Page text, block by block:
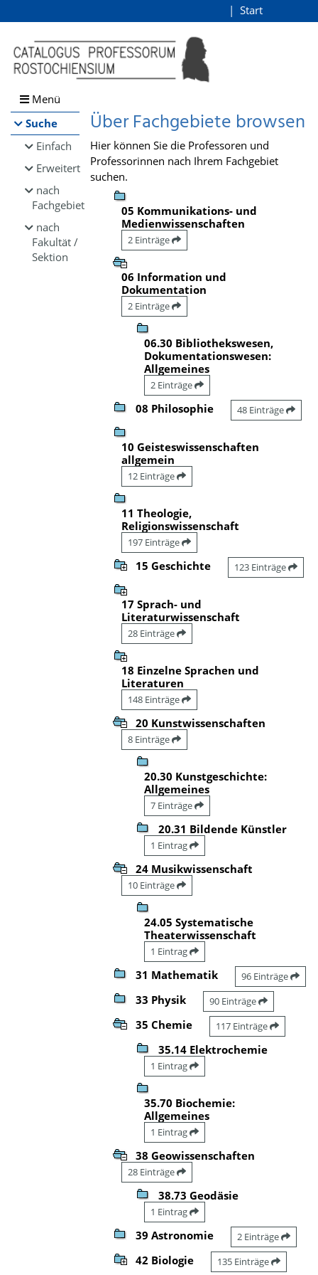
Browsen
direkt zum Inhalt
Start
Menü
Suche
Einfach
Erweitert
nach
Fachgebiet
nach
Fakultät /
Sektion
Über Fachgebiete browsen
Hier können Sie die Professoren und
Professorinnen nach Ihrem Fachgebiet
suchen.
05 Kommunikations- und
Medienwissenschaften
2 Einträge
06 Information und
Dokumentation
2 Einträge
06.30 Bibliothekswesen,
Dokumentationswesen:
Allgemeines
2 Einträge
08 Philosophie 48 Einträge
10 Geisteswissenschaften
allgemein
12 Einträge
11 Theologie,
Religionswissenschaft
197 Einträge
15 Geschichte 123 Einträge
17 Sprach- und
Literaturwissenschaft
28 Einträge
18 Einzelne Sprachen und
Literaturen
148 Einträge
20 Kunstwissenschaften
8 Einträge
20.30 Kunstgeschichte:
Allgemeines
7 Einträge
20.31 Bildende Künstler
1 Eintrag
24 Musikwissenschaft
10 Einträge
24.05 Systematische
Theaterwissenschaft
1 Eintrag
31 Mathematik 96 Einträge
33 Physik 90 Einträge
35 Chemie 117 Einträge
35.14 Elektrochemie
1 Eintrag
35.70 Biochemie:
Allgemeines
1 Eintrag
38 Geowissenschaften
28 Einträge
38.73 Geodäsie
1 Eintrag
39 Astronomie 2 Einträge
42 Biologie 135 Einträge